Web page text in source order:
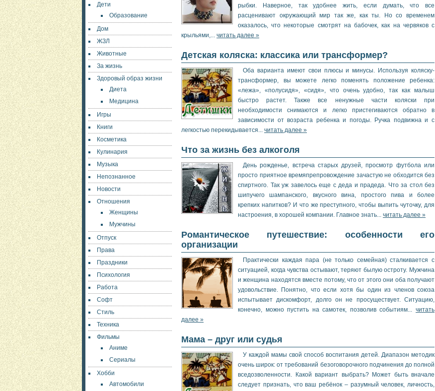
Дети
Образование
Дом
ЖЗЛ
Животные
За жизнь
Здоровый образ жизни
Диета
Медицина
Игры
Книги
Косметика
Кулинария
Музыка
Непознанное
Новости
Отношения
Женщины
Мужчины
Отпуск
Права
Праздники
Психология
Работа
Софт
Стиль
Техника
Фильмы
Аниме
Сериалы
Хобби
Автомобили
рыбки. Наверное, так удобнее жить, если думать, что все
расценивают окружающий мир так же, как ты. Но со временем
оказалось, что некоторые смотрят на бабочек, как на червяков с
крыльями,... читать далее »
Детская коляска: классика или трансформер?
Оба варианта имеют свои плюсы и минусы. Используя коляску-
трансформер, вы можете легко поменять положение ребенка:
«лежа», «полусидя», «сидя», что очень удобно, так как малыш
быстро растет. Также все ненужные части коляски при
необходимости снимаются и легко пристегиваются обратно в
зависимости от возраста ребенка и погоды. Ручка подвижна и с
легкостью перекидывается... читать далее »
Что за жизнь без алкоголя
День рожденье, встреча старых друзей, просмотр футбола или
просто приятное времяпрепровождение зачастую не обходится без
спиртного. Так уж завелось еще с деда и прадеда. Что за стол без
шипучего шампанского, вкусного вина, простого пива и более
крепких напитков? И что же преступного, чтобы выпить чуточку, для
настроения, в хорошей компании. Главное знать... читать далее »
Романтическое путешествие: особенности его
организации
Практически каждая пара (не только семейная) сталкивается с
ситуацией, когда чувства остывают, теряют былую остроту. Мужчина
и женщина находятся вместе потому, что от этого они оба получают
удовольствие. Понятно, что если хотя бы один из членов союза
испытывает дискомфорт, долго он не просуществует. Ситуацию,
конечно, можно пустить на самотек, позволив событиям... читать
далее »
Мама – друг или судья
У каждой мамы свой способ воспитания детей. Диапазон методик
очень широк: от требований безоговорочного подчинения до полной
вседозволенности. Какой вариант выбрать? Может быть вначале
следует признать, что ваш ребёнок – разумный человек, личность,